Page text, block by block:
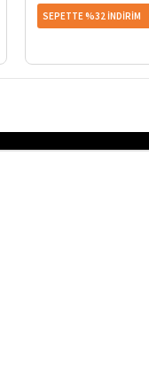
SEPETTE %32 İNDİRİM